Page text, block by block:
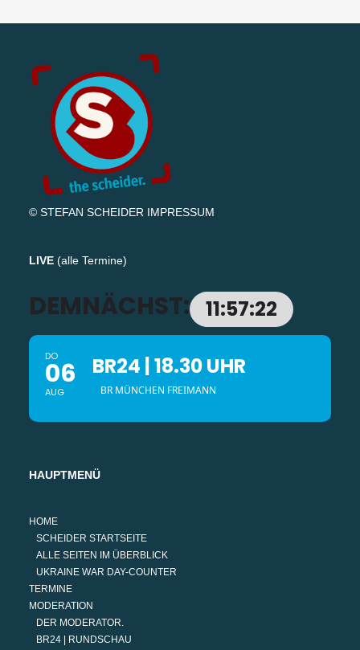
© STEFAN SCHEIDER IMPRESSUM
LIVE (alle Termine)
DEMNÄCHST: 11:57:21
DO
06
AUG
BR24 | 18.30 UHR
BR MÜNCHEN FREIMANN
HAUPTMENÜ
HOME
SCHEIDER STARTSEITE
ALLE SEITEN IM ÜBERBLICK
UKRAINE WAR DAY-COUNTER
TERMINE
MODERATION
DER MODERATOR.
BR24 | RUNDSCHAU